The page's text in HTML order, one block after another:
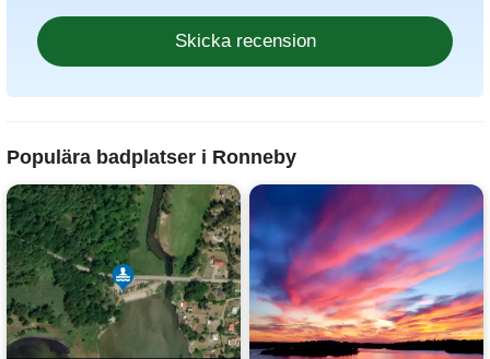
Populära badplatser i Ronneby